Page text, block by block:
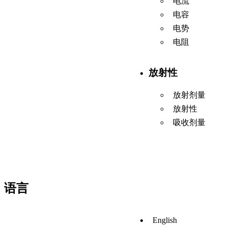
电容
电势
电阻
放射性
放射剂量
放射性
吸收剂量
语言
English